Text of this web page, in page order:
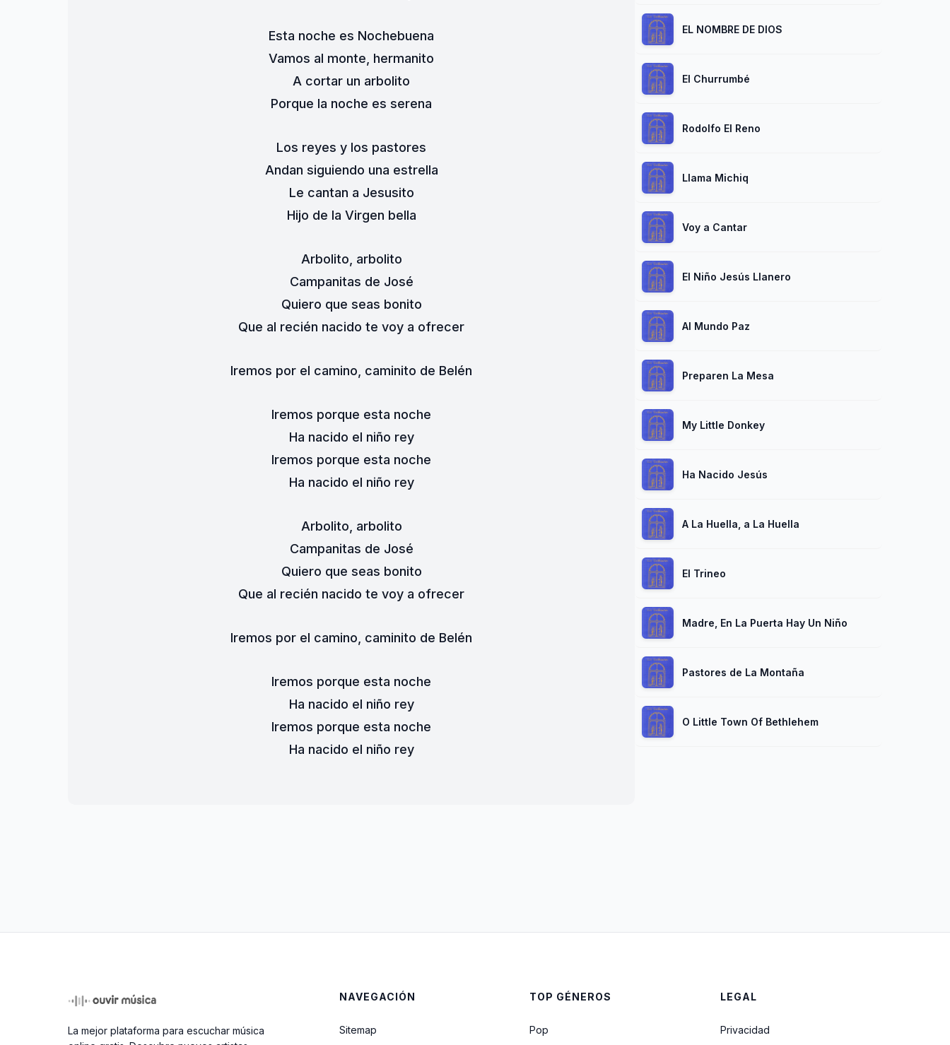
Esta noche es Nochebuena
Vamos al monte, hermanito
A cortar un arbolito
Porque la noche es serena
Los reyes y los pastores
Andan siguiendo una estrella
Le cantan a Jesusito
Hijo de la Virgen bella
Arbolito, arbolito
Campanitas de José
Quiero que seas bonito
Que al recién nacido te voy a ofrecer
Iremos por el camino, caminito de Belén
Iremos porque esta noche
Ha nacido el niño rey
Iremos porque esta noche
Ha nacido el niño rey
Arbolito, arbolito
Campanitas de José
Quiero que seas bonito
Que al recién nacido te voy a ofrecer
Iremos por el camino, caminito de Belén
Iremos porque esta noche
Ha nacido el niño rey
Iremos porque esta noche
Ha nacido el niño rey
EL NOMBRE DE DIOS
El Churrumbé
Rodolfo El Reno
Llama Michiq
Voy a Cantar
El Niño Jesús Llanero
Al Mundo Paz
Preparen La Mesa
My Little Donkey
Ha Nacido Jesús
A La Huella, a La Huella
El Trineo
Madre, En La Puerta Hay Un Niño
Pastores de La Montaña
O Little Town Of Bethlehem
La mejor plataforma para escuchar música
NAVEGACIÓN
Sitemap
TOP GÉNEROS
Pop
LEGAL
Privacidad